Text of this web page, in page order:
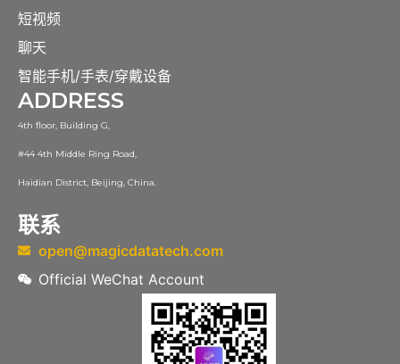
短视频
聊天
智能手机/手表/穿戴设备
ADDRESS
4th floor, Building G,
#44 4th Middle Ring Road,
Haidian District, Beijing, China.
联系
open@magicdatatech.com
Official WeChat Account